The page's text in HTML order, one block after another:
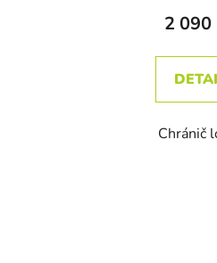
2 090
Chránič